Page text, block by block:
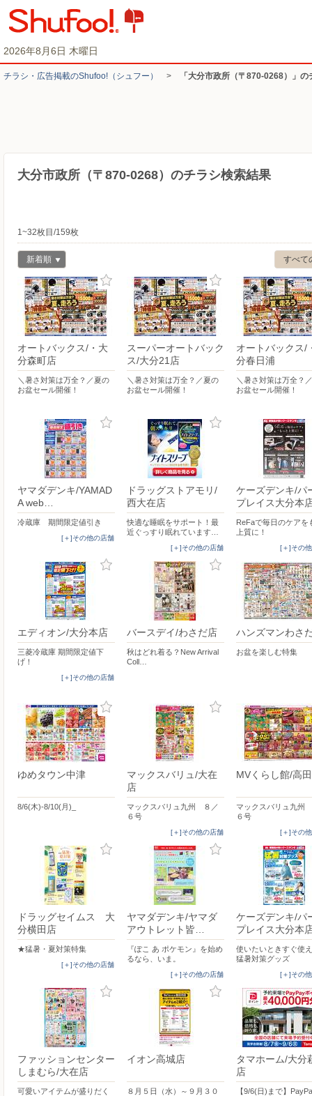
2026年8月6日 木曜日
チラシ・​広告掲載の​Shufoo!​（シュフー） > 「大分市政所（〒870-0268）」
大分市政所（〒870-0268）のチラシ検索結果
1~32枚目/159枚
すべて
新着順
オートバックス/・大
分森町店
＼暑さ対策は万全？／夏の
お盆セール開催！
スーパーオートバック
ス/大分21店
＼暑さ対策は万全？／夏の
お盆セール開催！
オートバックス/
分春日浦
＼暑さ対策は万全？
お盆セール開催！
ヤマダデンキ/YAMAD
A web…
冷蔵庫 期間限定値引き
[＋]その他の店舗
ドラッグストアモリ/
西大在店
快適な睡眠をサポート！最
近ぐっすり眠れています…
[＋]その他の店舗
ケーズデンキ/パ
プレイス大分本
ReFaで毎日のケアを
上質に！
[＋]その
エディオン/大分本店
三菱冷蔵庫 期間限定値下
げ！
[＋]その他の店舗
バースデイ/わさだ店
秋はどれ着る？New Arrival
Coll…
ハンズマンわさ
お盆を楽しむ特集
ゆめタウン中津
8/6(木)-8/10(月)_
マックスバリュ/大在
店
マックスバリュ九州 ８／
６号
[＋]その他の店舗
MVくらし館/高
マックスバリュ九州
６号
[＋]その
ドラッグセイムス 大
分横田店
★猛暑・夏対策特集
[＋]その他の店舗
ヤマダデンキ/ヤマダ
アウトレット皆…
『ぽこ あ ポケモン』を始め
るなら、いま。
[＋]その他の店舗
ケーズデンキ/パ
プレイス大分本
使いたいときすぐ使
猛暑対策グッズ
[＋]その
ファッションセンター
しまむら/大在店
可愛いアイテムが盛りだく
イオン高城店
８月５日（水）～９月３０
タマホーム/大分
店
【9/6(日)まで】